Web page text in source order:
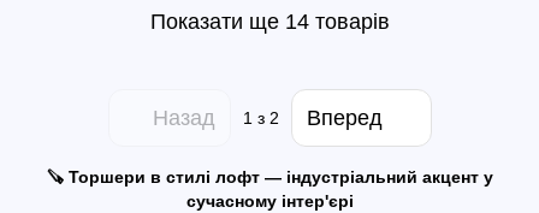
Показати ще 14 товарів
Назад 1з 2 Вперед
🪚 Торшери в стилі лофт — індустріальний акцент у
сучасному інтер'єрі